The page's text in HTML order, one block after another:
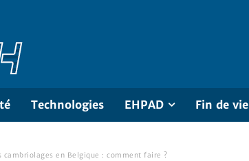
Technologies EHPAD Fin de vie
cambriolages en Belgique : comment faire ?